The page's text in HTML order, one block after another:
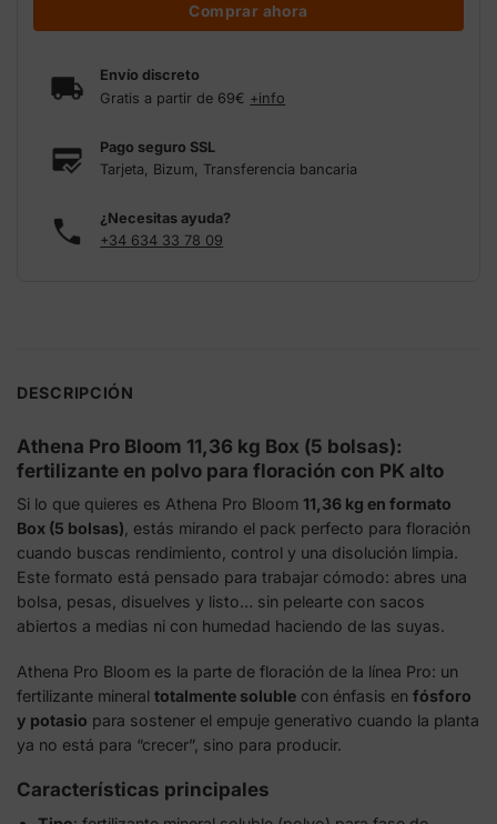
Comprar ahora
Envío discreto
Gratis a partir de 69€ +info
Pago seguro SSL
Tarjeta, Bizum, Transferencia bancaria
¿Necesitas ayuda?
+34 634 33 78 09
DESCRIPCIÓN
Athena Pro Bloom 11,36 kg Box (5 bolsas):
fertilizante en polvo para floración con PK alto
Si lo que quieres es Athena Pro Bloom 11,36 kg en formato
Box (5 bolsas) , estás mirando el pack perfecto para floración
cuando buscas rendimiento, control y una disolución limpia.
Este formato está pensado para trabajar cómodo: abres una
bolsa, pesas, disuelves y listo… sin pelearte con sacos
abiertos a medias ni con humedad haciendo de las suyas.
Athena Pro Bloom es la parte de floración de la línea Pro: un
fertilizante mineral totalmente soluble con énfasis en fósforo
y potasio para sostener el empuje generativo cuando la planta
ya no está para “crecer”, sino para producir.
Características principales